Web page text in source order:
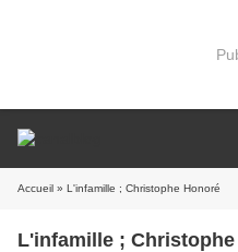
Accueil » L'infamille ; Christophe Honoré
L'infamille ;